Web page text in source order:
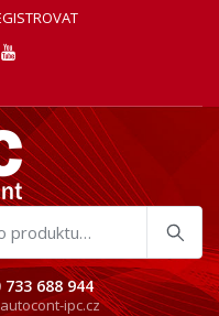
733 688 944
ipc.cz